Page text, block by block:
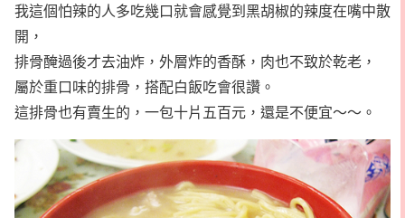
我這個怕辣的人多吃幾口就會感覺到黑胡椒的辣度在嘴中散
開，
排骨醃過後才去油炸，外層炸的香酥，肉也不致於乾老，
屬於重口味的排骨，搭配白飯吃會很讚。
這排骨也有賣生的，一包十片五百元，還是不便宜～～。